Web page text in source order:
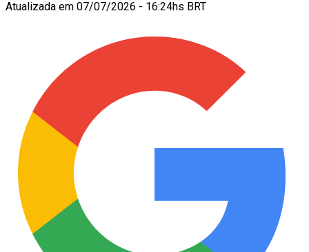
Atualizada em 07/07/2026 - 16:24hs BRT